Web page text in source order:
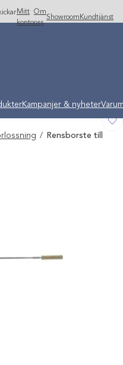
Mitt
konto
Om
oss
Showroom Kundtjänst
stängd: Varumärken
Kampanjer & nyheter
/ Rensborste till